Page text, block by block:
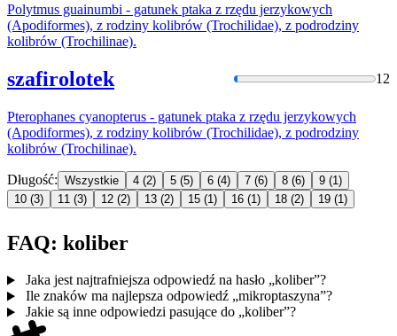
Polytmus guainumbi - gatunek ptaka z rzędu jerzykowych
(Apodiformes), z rodziny kolibrów (Trochilidae), z podrodziny
kolibrów (Trochilinae).
szafirolotek 12
Pterophanes cyanopterus - gatunek ptaka z rzędu jerzykowych
(Apodiformes), z rodziny kolibrów (Trochilidae), z podrodziny
kolibrów (Trochilinae).
Długość: Wszystkie 4 (2) 5 (5) 6 (4) 7 (6) 8 (6) 9 (1)
10 (3) 11 (3) 12 (2) 13 (2) 15 (1) 16 (1) 18 (2) 19 (1)
FAQ: koliber
Jaka jest najtrafniejsza odpowiedź na hasło „koliber”?
Ile znaków ma najlepsza odpowiedź „mikroptaszyna”?
Jakie są inne odpowiedzi pasujące do „koliber”?